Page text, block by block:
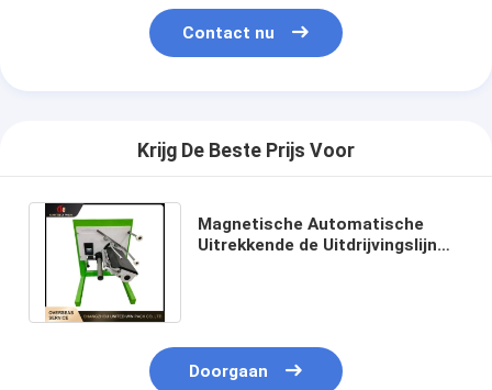
Contact nu
Krijg De Beste Prijs Voor
Magnetische Automatische
Uitrekkende de Uitdrijvingslijn
Doorgaan